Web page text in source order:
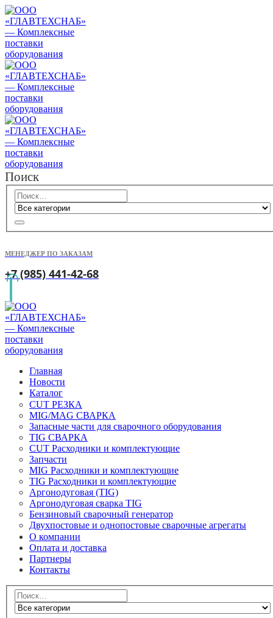
Поиск
МЕНЕДЖЕР ПО ЗАКАЗАМ
+7 (985) 441-42-68
Главная
Новости
Каталог
CUT РЕЗКА
MIG/MAG СВАРКА
Запасные части для сварочного оборудования
TIG СВАРКА
CUT Расходники и комплектующие
Запчасти
MIG Расходники и комплектующие
TIG Расходники и комплектующие
Аргонодуговая (TIG)
Аргонодуговая сварка TIG
Бензиновый сварочный генератор
Двухпостовые и однопостовые сварочные агрегаты
О компании
Оплата и доставка
Партнеры
Контакты